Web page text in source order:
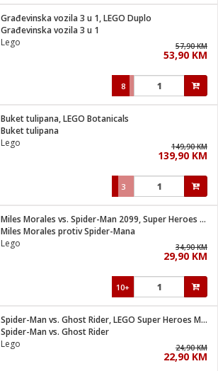
Građevinska vozila 3 u 1, LEGO Duplo
Građevinska vozila 3 u 1
Lego
57,90 KM
53,90 KM
8
Buket tulipana, LEGO Botanicals
Buket tulipana
Lego
149,90 KM
139,90 KM
3
Miles Morales vs. Spider-Man 2099, Super Heroes Marvel
Miles Morales protiv Spider-Mana
Lego
34,90 KM
29,90 KM
10+
Spider-Man vs. Ghost Rider, LEGO Super Heroes Marvel
Spider-Man vs. Ghost Rider
Lego
24,90 KM
22,90 KM